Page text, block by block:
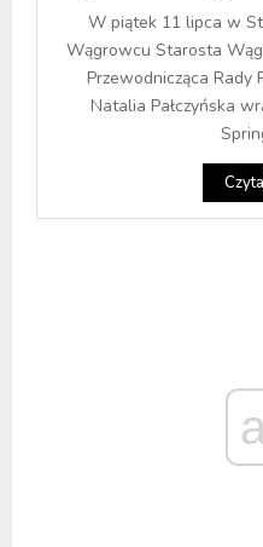
W piątek 11 lipca w
Wągrowcu Starosta
Przewodnicząca
Natalia Pałczyńska